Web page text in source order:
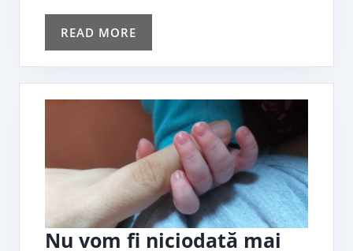
READ MORE
MORE
Nu vom fi niciodată mai